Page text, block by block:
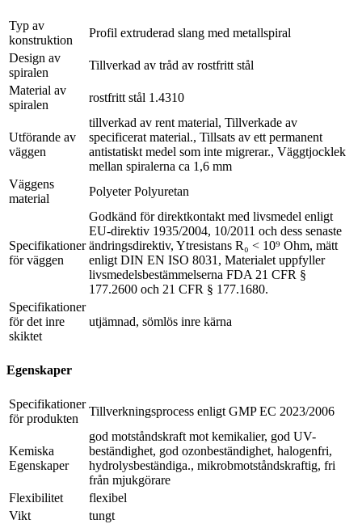
Typ av
konstruktion
Profil extruderad slang med metallspiral
Design av
spiralen
Tillverkad av tråd av rostfritt stål
Material av
spiralen
rostfritt stål 1.4310
Utförande av
väggen
tillverkad av rent material, Tillverkade av
specificerat material., Tillsats av ett permanent
antistatiskt medel som inte migrerar., Väggtjocklek
mellan spiralerna ca 1,6 mm
Väggens
material
Polyeter Polyuretan
Specifikationer
för väggen
Godkänd för direktkontakt med livsmedel enligt
EU-direktiv 1935/2004, 10/2011 och dess senaste
ändringsdirektiv, Ytresistans R₀ < 10⁹ Ohm, mätt
enligt DIN EN ISO 8031, Materialet uppfyller
livsmedelsbestämmelserna FDA 21 CFR §
177.2600 och 21 CFR § 177.1680.
Specifikationer
för det inre
skiktet
utjämnad, sömlös inre kärna
Egenskaper
Specifikationer
för produkten
Tillverkningsprocess enligt GMP EC 2023/2006
Kemiska
Egenskaper
god motståndskraft mot kemikalier, god UV-
beständighet, god ozonbeständighet, halogenfri,
hydrolysbeständiga., mikrobmotståndskraftig, fri
från mjukgörare
Flexibilitet
flexibel
Vikt
tungt